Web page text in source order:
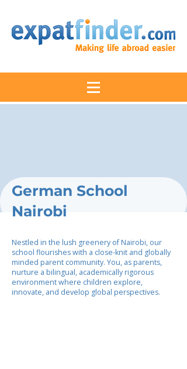
German School
Nairobi
Nestled in the lush greenery of Nairobi, our
school flourishes with a close-knit and globally
minded parent community. You, as parents,
nurture a bilingual, academically rigorous
environment where children explore,
innovate, and develop global perspectives.